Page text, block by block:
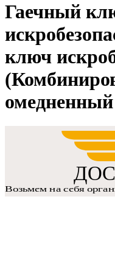
Гаечный
ключ
омедненный